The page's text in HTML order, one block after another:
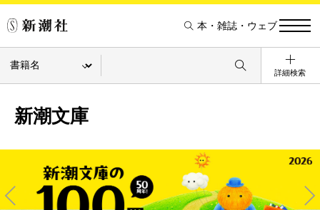
本・雑誌・ウェブ
詳細検索
新潮文庫